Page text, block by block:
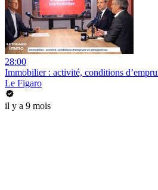
28:00
Immobilier : activité, conditions
Le Figaro
il y a 9 mois